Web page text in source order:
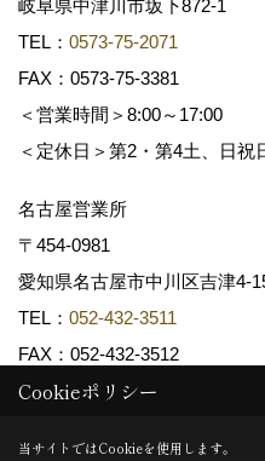
岐阜県中津川市坂下872‐1
TEL： 0573-75-2071
FAX：0573-75-3381
＜営業時間＞8:00～17:00
＜定休日＞第2・第4土、日
名古屋営業所
〒454-0981
愛知県名古屋市中川区吉津4-
TEL： 052-432-3511
FAX：052-432-3512
Copyright (c) 共和木材工業株式会
Cookieポリシー
当サイトではCookieを使用します。